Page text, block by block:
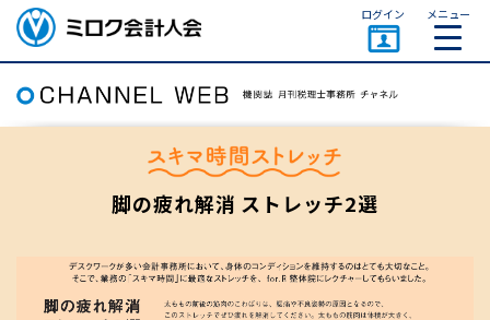
ミロク会計人会 MIROKU
ACCOUNTING PERSON
ASSOCIATION
ログイン メニュー
脚の疲れ解消 ストレッチ2選